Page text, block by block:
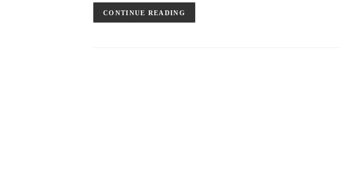
CONTINUE READING